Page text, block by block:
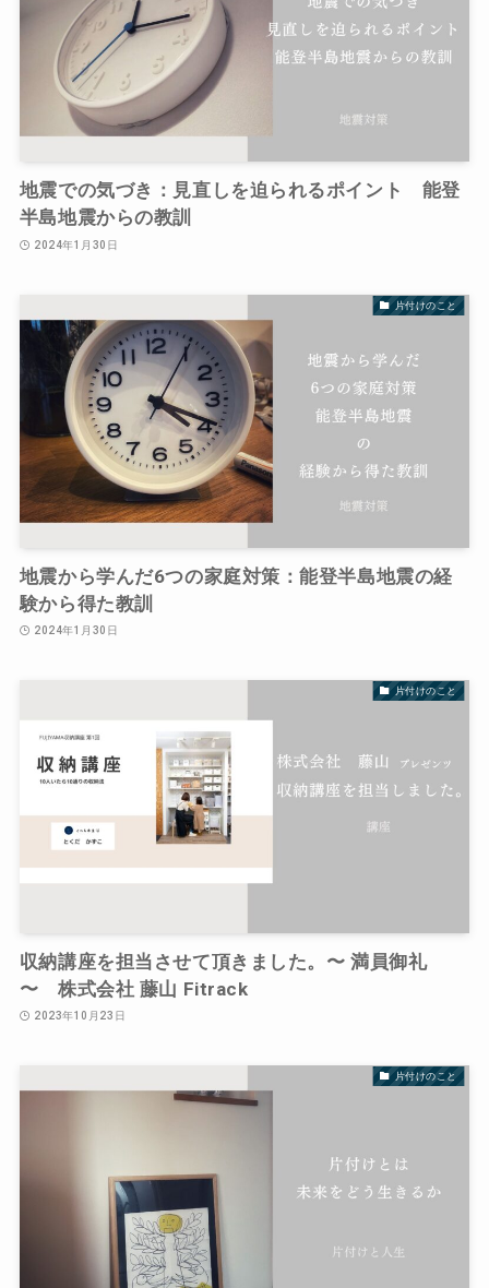
地震での気づき：見直しを迫られるポイント 能登
半島地震からの教訓
2024年1月30日
片付けのこと
地震から学んだ6つの家庭対策：能登半島地震の経
験から得た教訓
2024年1月30日
片付けのこと
収納講座を担当させて頂きました。〜 満員御礼
〜 株式会社 藤山 Fitrack
2023年10月23日
片付けのこと